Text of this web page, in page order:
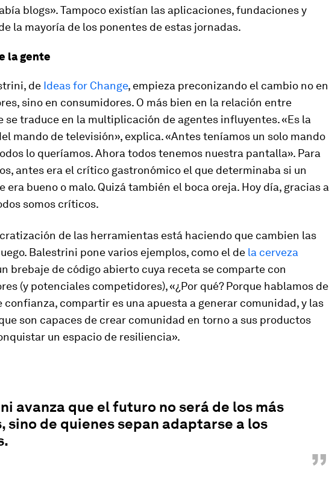
blogs». Tampoco existían las aplicaciones, fundaciones y
la mayoría de los ponentes de estas jornadas.
la gente
de Ideas for Change, empieza preconizando el cambio no en
sino en consumidores. O más bien en la relación entre
se traduce en la multiplicación de agentes influyentes. «Es la
mando de televisión», explica. «Antes teníamos un solo mando
lo queríamos. Ahora todos tenemos nuestra pantalla». Para
antes era el crítico gastronómico el que determinaba si un
era bueno o malo. Quizá también el boca oreja. Hoy día, gracias a
somos críticos.
de las herramientas está haciendo que cambien las
Balestrini pone varios ejemplos, como el de la cerveza
brebaje de código abierto cuya receta se comparte con
(y potenciales competidores), «¿Por qué? Porque hablamos de
confianza, compartir es una apuesta a generar comunidad, y las
son capaces de crear comunidad en torno a sus productos
un espacio de resiliencia».
avanza que el futuro no será de los más
sino de quienes sepan adaptarse a los
”